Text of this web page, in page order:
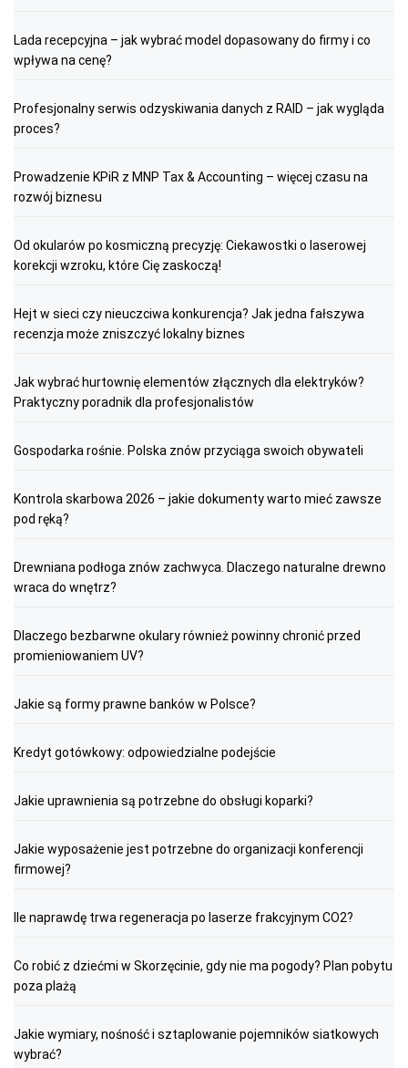
Lada recepcyjna – jak wybrać model dopasowany do firmy i co
wpływa na cenę?
Profesjonalny serwis odzyskiwania danych z RAID – jak wygląda
proces?
Prowadzenie KPiR z MNP Tax & Accounting – więcej czasu na
rozwój biznesu
Od okularów po kosmiczną precyzję: Ciekawostki o laserowej
korekcji wzroku, które Cię zaskoczą!
Hejt w sieci czy nieuczciwa konkurencja? Jak jedna fałszywa
recenzja może zniszczyć lokalny biznes
Jak wybrać hurtownię elementów złącznych dla elektryków?
Praktyczny poradnik dla profesjonalistów
Gospodarka rośnie. Polska znów przyciąga swoich obywateli
Kontrola skarbowa 2026 – jakie dokumenty warto mieć zawsze
pod ręką?
Drewniana podłoga znów zachwyca. Dlaczego naturalne drewno
wraca do wnętrz?
Dlaczego bezbarwne okulary również powinny chronić przed
promieniowaniem UV?
Jakie są formy prawne banków w Polsce?
Kredyt gotówkowy: odpowiedzialne podejście
Jakie uprawnienia są potrzebne do obsługi koparki?
Jakie wyposażenie jest potrzebne do organizacji konferencji
firmowej?
Ile naprawdę trwa regeneracja po laserze frakcyjnym CO2?
Co robić z dziećmi w Skorzęcinie, gdy nie ma pogody? Plan pobytu
poza plażą
Jakie wymiary, nośność i sztaplowanie pojemników siatkowych
wybrać?